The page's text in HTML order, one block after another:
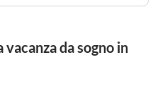
da sogno in